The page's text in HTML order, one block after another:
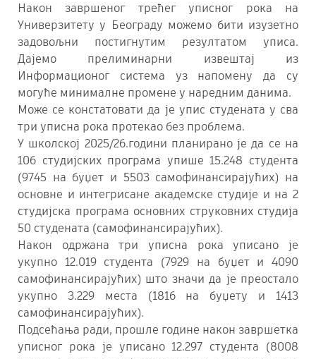
Након завршеног трећег уписног рока на
Универзитету у Београду можемо бити изузетно
задовољни постигнутим резултатом уписа.
Дајемо прелиминарни извештај из
Информационог система уз напомену да су
могуће минималне промене у наредним данима.
Може се констатовати да је упис студената у сва
три уписна рока протекао без проблема.
У школској 2025/26.години планирано је да се на
106 студијских програма упише 15.248 студента
(9745 на буџет и 5503 самофинансирајућих) на
основне и интегрисане академске студије и на 2
студијска програма основних струковних студија
50 студената (самофинансирајућих).
Након одржана три уписна рока уписано је
укупно 12.019 студента (7929 на буџет и 4090
самофинансирајућих) што значи да је преостало
укупно 3.229 места (1816 на буџету и 1413
самофинансирајућих).
Подсећања ради, прошле године након завршетка
уписног рока је уписано 12.297 студента (8008